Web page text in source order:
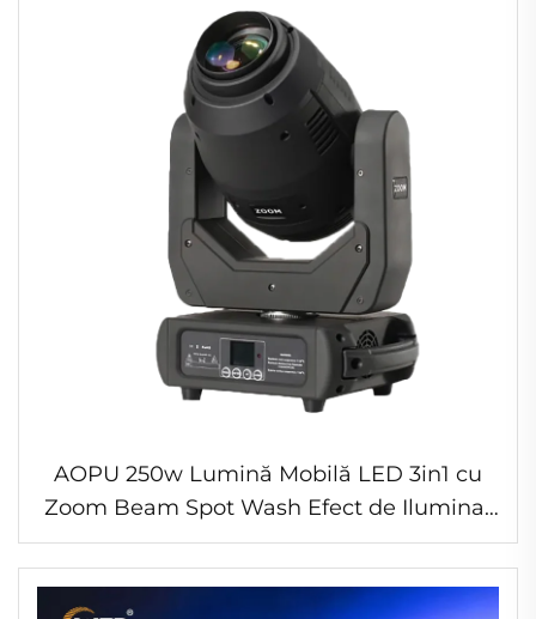
AOPU 250w Lumină Mobilă LED 3in1 cu
Zoom Beam Spot Wash Efect de Iluminat
de Scenă cu Control DMX pentru Disco
Club Petrecere Bar